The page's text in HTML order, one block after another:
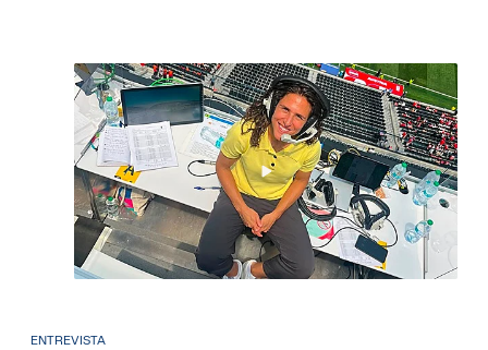
ENTREVISTA